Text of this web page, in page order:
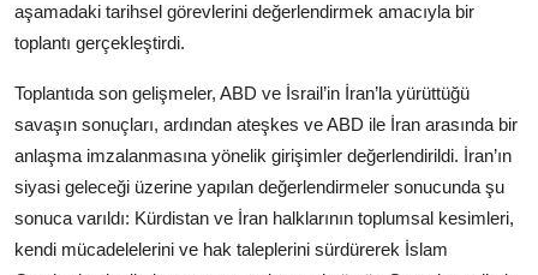
aşamadaki tarihsel görevlerini değerlendirmek amacıyla bir
toplantı gerçekleştirdi.
Toplantıda son gelişmeler, ABD ve İsrail’in İran’la yürüttüğü
savaşın sonuçları, ardından ateşkes ve ABD ile İran arasında bir
anlaşma imzalanmasına yönelik girişimler değerlendirildi. İran’ın
siyasi geleceği üzerine yapılan değerlendirmeler sonucunda şu
sonuca varıldı: Kürdistan ve İran halklarının toplumsal kesimleri,
kendi mücadelelerini ve hak taleplerini sürdürerek İslam